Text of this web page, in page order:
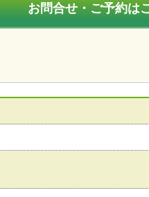
合せ・ご予約はこ